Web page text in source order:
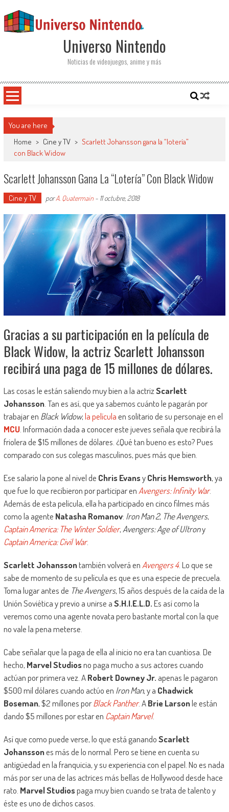
Universo Nintendo
Noticias de videojuegos, anime y más
You are here
Home > Cine y TV > Scarlett Johansson gana la “lotería”
con Black Widow
Scarlett Johansson Gana La “lotería” Con Black Widow
Cine y TV porA. Quatermain- 11 octubre, 2018
Gracias a su participación en la película de
Black Widow, la actriz Scarlett Johansson
recibirá una paga de 15 millones de dólares.
Las cosas le están saliendo muy bien a la actrizScarlett
Johansson. Tan es así, que ya sabemos cuánto le pagarán por
trabajar en Black Widow,la películaen solitario de su personaje en el
MCU. Información dada a conocer este jueves señala que recibirá la
friolera de $15 millones de dólares. ¿Qué tan bueno es esto? Pues
comparado con sus colegas masculinos, pues más que bien.
Ese salario la pone al nivel de Chris EvansyChris Hemsworth, ya
que fue lo que recibieron por participar en Avengers: Infinity War.
Además de esta película, ella ha participado en cinco filmes más
como la agente Natasha Romanov: Iron Man 2, The Avengers,
Captain America: The Winter Soldier, Avengers: Age of Ultrony
Captain America: Civil War.
Scarlett Johanssontambién volverá en Avengers 4. Lo que se
sabe de momento de su película es que es una especie de precuela.
Toma lugar antes de The Avengers, 15 años después de la caída de la
Unión Soviética y previo a unirse aS.H.I.E.L.D.Es así como la
veremos como una agente novata pero bastante mortal con la que
no vale la pena meterse.
Cabe señalar que la paga de ella al inicio no era tan cuantiosa. De
hecho, Marvel Studiosno paga mucho a sus actores cuando
actúan por primera vez. ARobert Downey Jr. apenas le pagaron
$500 mil dólares cuando actúo en Iron Man, y a Chadwick
Boseman, $2 millones porBlack Panther. ABrie Larsonle están
dando $5 millones por estar en Captain Marvel.
Así que como puede verse, lo que está ganandoScarlett
Johanssones más de lo normal. Pero se tiene en cuenta su
antigüedad en la franquicia, y su experiencia con el papel. No es nada
más por ser una de las actrices más bellas de Hollywood desde hace
rato. Marvel Studiospaga muy bien cuando se trata de talento y
éste es uno de dichos casos.